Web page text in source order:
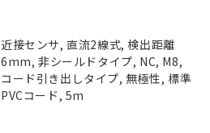
近接センサ, 直流2線式, 検出距離
6mm, 非シールドタイプ, NC, M8,
コード引き出しタイプ, 無極性, 標準
PVCコード, 5m